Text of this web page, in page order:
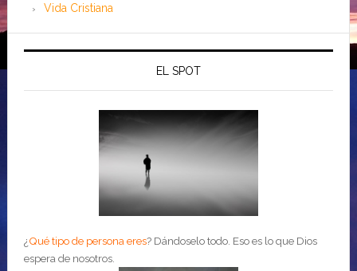
Vida Cristiana
EL SPOT
¿Qué tipo de persona eres? Dándoselo todo. Eso es lo que Dios
espera de nosotros.